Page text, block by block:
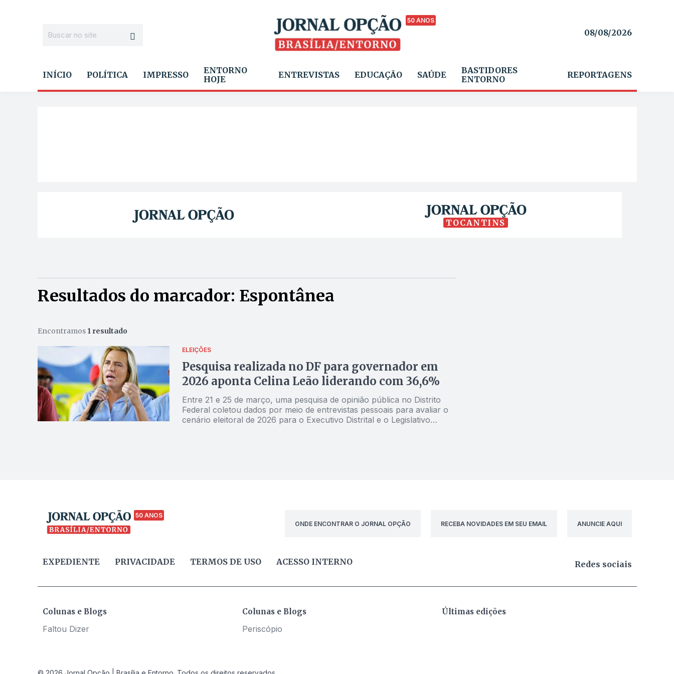
50 ANOS
08/08/2026
INÍCIO POLÍTICA IMPRESSO
ENTORNO
HOJE
ENTREVISTAS EDUCAÇÃO SAÚDE
BASTIDORES
ENTORNO
REPORTAGENS
TOCANTINS
Resultados do marcador: Espontânea
Encontramos 1 resultado
ELEIÇÕES
Pesquisa realizada no DF para governador em
2026 aponta Celina Leão liderando com 36,6%
Entre 21 e 25 de março, uma pesquisa de opinião pública no Distrito
Federal coletou dados por meio de entrevistas pessoais para avaliar o
cenário eleitoral de 2026 para o Executivo Distrital e o Legislativo
50 ANOS
ONDE ENCONTRAR O JORNAL OPÇÃO
RECEBA NOVIDADES EM SEU EMAIL ANUNCIE AQUI
EXPEDIENTE PRIVACIDADE TERMOS DE USO ACESSO INTERNO Redes sociais
Colunas e Blogs
Faltou Dizer
Colunas e Blogs
Periscópio
Últimas edições